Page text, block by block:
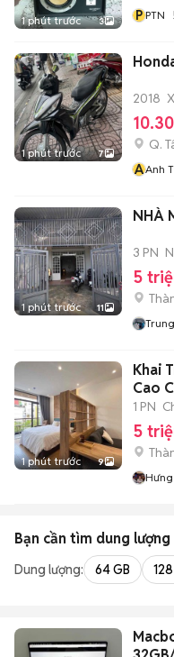
1 phút trước 3 P PTN
1 phút trước 7
2018
Q.
AAnh
1 phút trước 11
NHÀ
3 PN
5
1 phút trước 9
Khai
Cao
1 PN
5
Bạn cần tìm dung lượng
Dung lượng: 64 GB